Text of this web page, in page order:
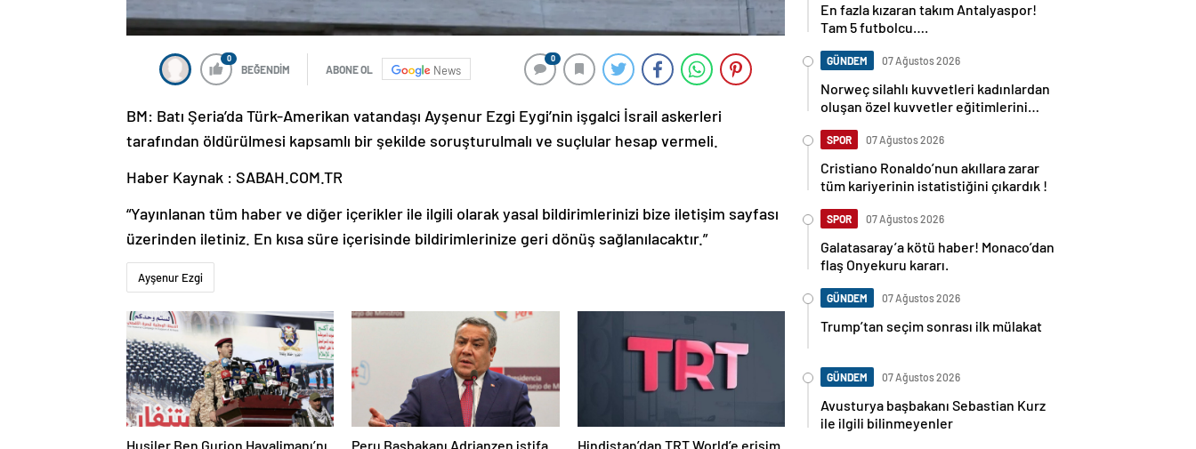
0
BEĞENDİM ABONE OL News
0
BM: Batı Şeria’da Türk-Amerikan vatandaşı Ayşenur Ezgi Eygi’nin işgalci İsrail askerleri
tarafından öldürülmesi kapsamlı bir şekilde soruşturulmalı ve suçlular hesap vermeli.
Haber Kaynak : SABAH.COM.TR
“Yayınlanan tüm haber ve diğer içerikler ile ilgili olarak yasal bildirimlerinizi bize iletişim sayfası
üzerinden iletiniz. En kısa süre içerisinde bildirimlerinize geri dönüş sağlanılacaktır.”
Ayşenur Ezgi
Husiler Ben Gurion Havalimanı’nı
Peru Başbakanı Adrianzen istifa
Hindistan’dan TRT World’e erişim
En fazla kızaran takım Antalyaspor!
Tam 5 futbolcu….
GÜNDEM 07 Ağustos 2026
Norweç silahlı kuvvetleri kadınlardan
oluşan özel kuvvetler eğitimlerini
SPOR 07 Ağustos 2026
Cristiano Ronaldo’nun akıllara zarar
tüm kariyerinin istatistiğini çıkardık !
SPOR 07 Ağustos 2026
Galatasaray’a kötü haber! Monaco’dan
flaş Onyekuru kararı.
GÜNDEM 07 Ağustos 2026
Trump’tan seçim sonrası ilk mülakat
GÜNDEM 07 Ağustos 2026
Avusturya başbakanı Sebastian Kurz
ile ilgili bilinmeyenler